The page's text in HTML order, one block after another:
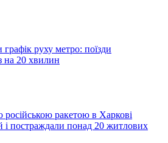
руху метро: поїзди
на 20 хвилин
російською ракетою в Харкові
і постраждали понад 20 житлових